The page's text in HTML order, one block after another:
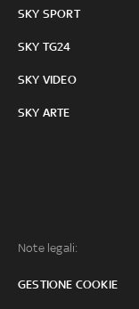
SKY SPORT
SKY TG24
SKY VIDEO
SKY ARTE
Note legali:
GESTIONE COOKIE